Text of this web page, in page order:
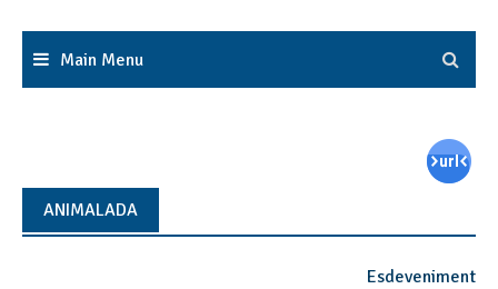
Main Menu
ANIMALADA
Esdeveniment